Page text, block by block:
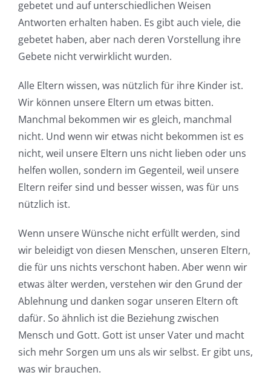
gebetet und auf unterschiedlichen Weisen
Antworten erhalten haben. Es gibt auch viele, die
gebetet haben, aber nach deren Vorstellung ihre
Gebete nicht verwirklicht wurden.
Alle Eltern wissen, was nützlich für ihre Kinder ist.
Wir können unsere Eltern um etwas bitten.
Manchmal bekommen wir es gleich, manchmal
nicht. Und wenn wir etwas nicht bekommen ist es
nicht, weil unsere Eltern uns nicht lieben oder uns
helfen wollen, sondern im Gegenteil, weil unsere
Eltern reifer sind und besser wissen, was für uns
nützlich ist.
Wenn unsere Wünsche nicht erfüllt werden, sind
wir beleidigt von diesen Menschen, unseren Eltern,
die für uns nichts verschont haben. Aber wenn wir
etwas älter werden, verstehen wir den Grund der
Ablehnung und danken sogar unseren Eltern oft
dafür. So ähnlich ist die Beziehung zwischen
Mensch und Gott. Gott ist unser Vater und macht
sich mehr Sorgen um uns als wir selbst. Er gibt uns,
was wir brauchen.